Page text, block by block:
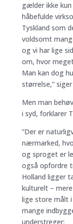
gælder ikke
håbefulde
Tyskland som
voldsomt
og vi har lige
om, hvor
Man kan dog
størrelse,” siger
Men man
i syd, forklarer
”Der er
nærmarked,
og sproget er
også opfordre
Holland ligger
kulturelt –
lige store målt
mange
understreger: